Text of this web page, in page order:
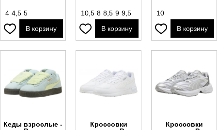
4 4,5 5
В корзину
10,5 8 8,5 9 9,5
В корзину
10
В корзину
Кеды взрослые -
Кроссовки
Кроссовки